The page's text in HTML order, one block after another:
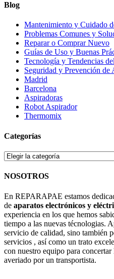
Blog
Mantenimiento y Cuidado
Problemas Comunes y
Reparar o Comprar Nuevo
Guías de Uso y Buenas
Tecnología y Tendencias
Seguridad y Prevención de
Madrid
Barcelona
Aspiradoras
Robot Aspirador
Thermomix
Categorías
Categorías
NOSOTROS
En REPARAPAE estamos
de aparatos electrónicos y
experiencia en los que hemos
tiempo a las nuevas técnologias.
servicio de calidad, sino también
servicios , así como un trato
con nuestro equipo para concertar
averiado por un transportista.